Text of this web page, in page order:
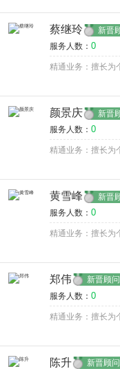
蔡继玲 新晋
服务人数： 0
精通业务：擅长为
颜景庆 新晋
服务人数： 0
精通业务：擅长为
黄雪峰 新晋
服务人数： 0
精通业务：擅长为
郑伟 新晋顾问
服务人数： 0
精通业务：擅长为
陈升 新晋顾问